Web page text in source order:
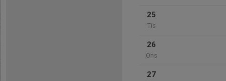
25
Tis
26
Ons
27